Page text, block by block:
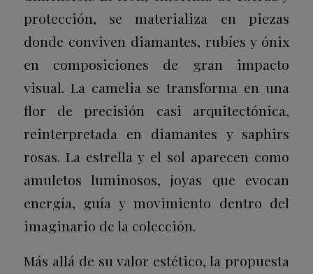
protección, se materializa en piezas
donde conviven diamantes, rubíes y ónix
en composiciones de gran impacto
visual. La camelia se transforma en una
flor de precisión casi arquitectónica,
reinterpretada en diamantes y saphirs
rosas. La estrella y el sol aparecen como
amuletos luminosos, joyas que evocan
energía, guía y movimiento dentro del
imaginario de la colección.
Más allá de su valor estético, la propuesta